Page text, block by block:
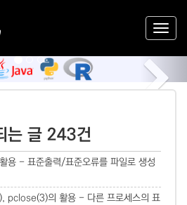
는 글 243건
용 - 표준출력/표준오류를 파일로 생성
pclose(3)의 활용 - 다른 프로세스의 표